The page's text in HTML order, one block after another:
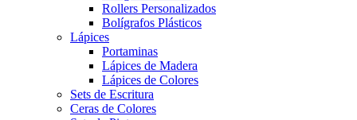
Rollers Personalizados
Bolígrafos Plásticos
Lápices
Portaminas
Lápices de Madera
Lápices de Colores
Sets de Escritura
Ceras de Colores